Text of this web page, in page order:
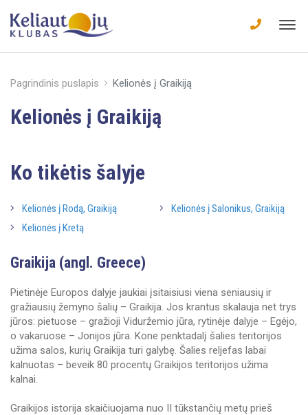
Pagrindinis puslapis Kelionės į Graikiją
Kelionės į Graikiją
Ko tikėtis šalyje
Kelionės į Rodą, Graikiją
Kelionės į Salonikus, Graikiją
Kelionės į Kretą
Graikija (angl. Greece)
Pietinėje Europos dalyje jaukiai įsitaisiusi viena seniausių ir
gražiausių žemyno šalių – Graikija. Jos krantus skalauja net trys
jūros: pietuose – gražioji Viduržemio jūra, rytinėje dalyje – Egėjo,
o vakaruose – Jonijos jūra. Kone penktadalį šalies teritorijos
užima salos, kurių Graikija turi galybę. Šalies reljefas labai
kalnuotas – beveik 80 procentų Graikijos teritorijos užima
kalnai.
Graikijos istorija skaičiuojama nuo II tūkstančių metų prieš